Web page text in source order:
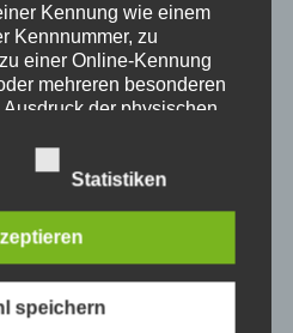
Kennung wie einem
Kennnummer, zu
einer Online-Kennung
mehreren besonderen
der physischen,
kulturellen
dieser natürlichen
Person
ist jede identifizierte oder
Person, deren
Statistiken
speichern